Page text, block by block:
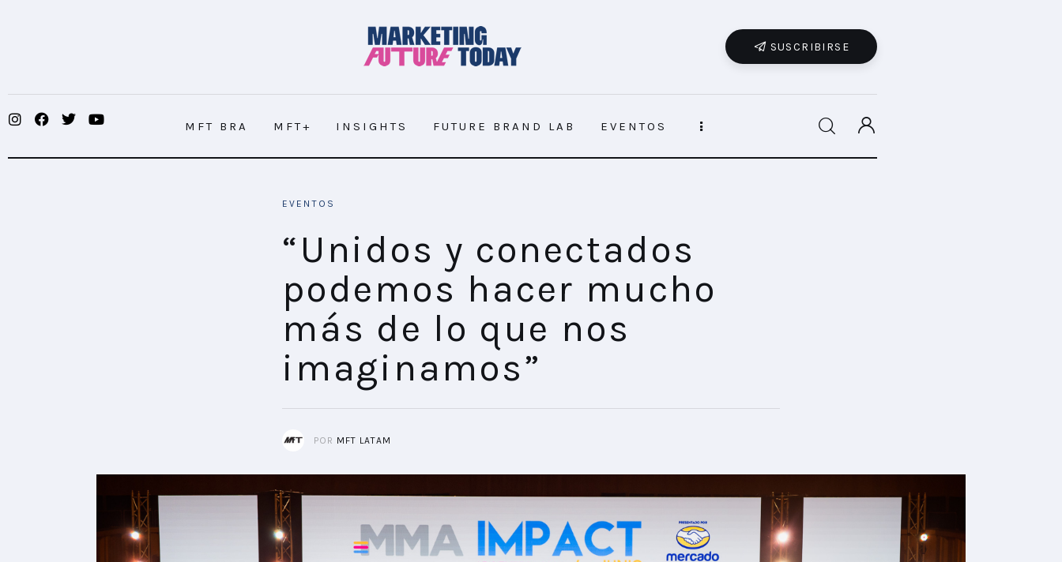
SUSCRIBIRSE
MFT BRA MFT+ INSIGHTS FUTURE BRAND LAB EVENTOS
INSIGHTS
EVENTOS
“Unidos y conectados
podemos hacer mucho
más de lo que nos
imaginamos”
POR MFT LATAM